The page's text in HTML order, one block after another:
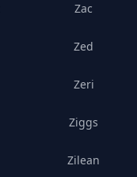
Zac
Zed
Zeri
Ziggs
Zilean